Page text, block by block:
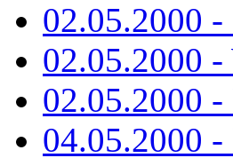
02.05.2000
02.05.2000 -
02.05.2000
04.05.2000 -